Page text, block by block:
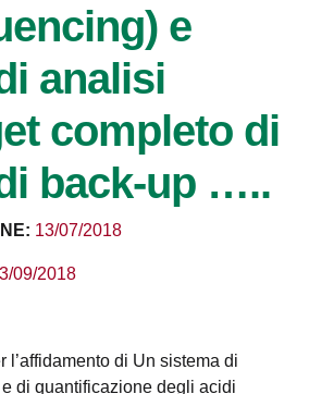
e
analisi
completo di
back-up …..
13/07/2018
09/2018
l’affidamento di Un sistema di
di quantificazione degli acidi